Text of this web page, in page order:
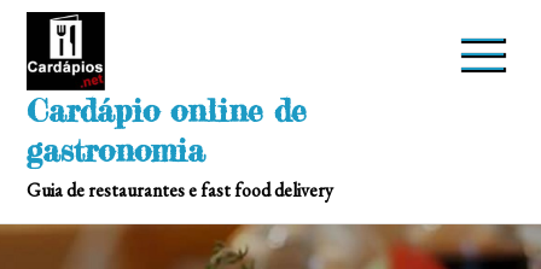
Skip
Cardápio online de
gastronomia
Guia de restaurantes e fast food delivery